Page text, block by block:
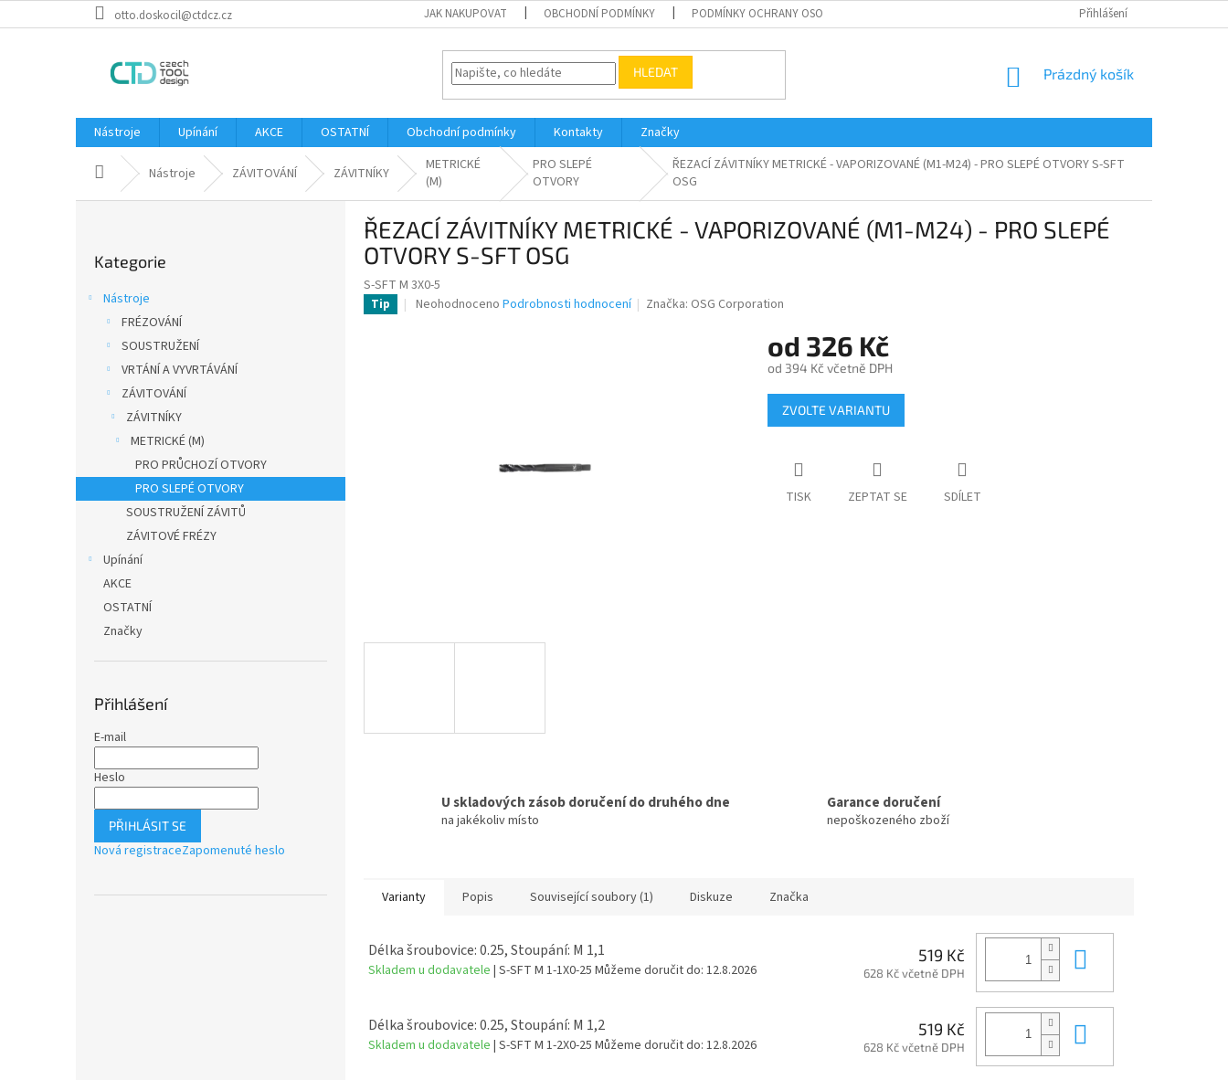
na
otto.doskocil@ctdcz.cz JAK NAKUPOVAT OBCHODNÍ PODMÍNKY PODMÍNKY OCHRANY OSOBNÍCH ÚDAJŮ Přihlášení
HLEDAT
NÁKUPNÍ
Prázdný košík
Nástroje Upínání AKCE OSTATNÍ Obchodní podmínky Kontakty Značky
Domů Nástroje ZÁVITOVÁNÍ ZÁVITNÍKY
METRICKÉ
(M)
PRO SLEPÉ
OTVORY
ŘEZACÍ ZÁVITNÍKY METRICKÉ - VAPORIZOVANÉ (M1-M24) - PRO SLEPÉ OTVORY S-SFT
OSG
l
kategorie
Kategorie
Nástroje
FRÉZOVÁNÍ
SOUSTRUŽENÍ
VRTÁNÍ A VYVRTÁVÁNÍ
ZÁVITOVÁNÍ
ZÁVITNÍKY
METRICKÉ (M)
PRO PRŮCHOZÍ OTVORY
PRO SLEPÉ OTVORY
SOUSTRUŽENÍ ZÁVITŮ
ZÁVITOVÉ FRÉZY
Upínání
AKCE
OSTATNÍ
Značky
Přihlášení
E-mail
Heslo
PŘIHLÁSIT SE
Nová registraceZapomenuté heslo
ŘEZACÍ ZÁVITNÍKY METRICKÉ - VAPORIZOVANÉ (M1-M24) - PRO SLEPÉ
OTVORY S-SFT OSG
S-SFT M 3X0-5
Tip
Průměrné
Neohodnoceno Podrobnosti hodnocení Značka: OSG Corporation
od 326 Kč
od 394 Kčvčetně DPH
Měrná
cena:
ZVOLTE VARIANTU
TISK ZEPTAT SE SDÍLET
U skladových zásob doručení do druhého dne
na jakékoliv místo
Garance doručení
nepoškozeného zboží
Varianty Popis Související soubory (1) Diskuze Značka
Délka šroubovice: 0.25, Stoupání: M 1,1
Skladem u dodavatele | S-SFT M 1-1X0-25 Můžeme doručit do: 12.8.2026
519 Kč
628 Kč včetně DPH
Délka šroubovice: 0.25, Stoupání: M 1,2
Skladem u dodavatele | S-SFT M 1-2X0-25 Můžeme doručit do: 12.8.2026
519 Kč
628 Kč včetně DPH